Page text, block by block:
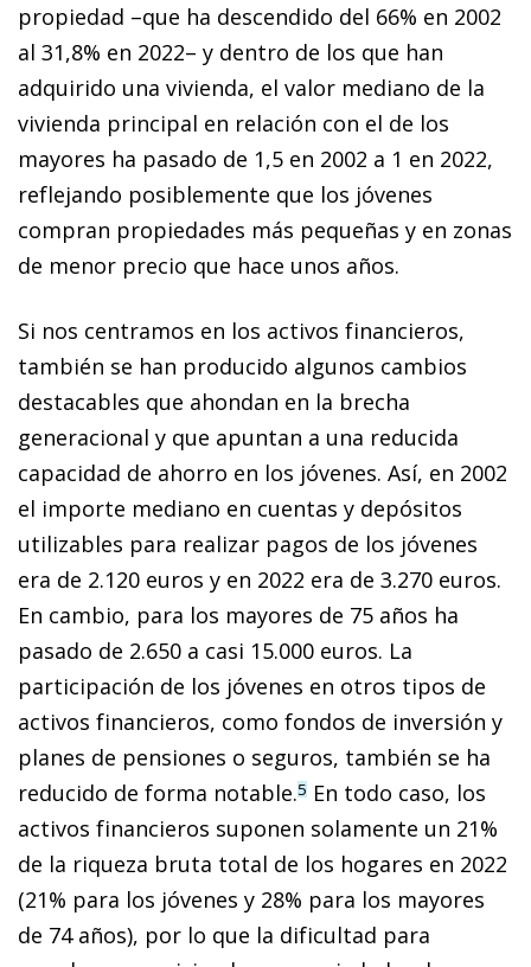
propiedad –que ha descendido del 66% en 2002
al 31,8% en 2022– y dentro de los que han
adquirido una vivienda, el valor mediano de la
vivienda principal en relación con el de los
mayores ha pasado de 1,5 en 2002 a 1 en 2022,
reflejando posiblemente que los jóvenes
compran propiedades más pequeñas y en zonas
de menor precio que hace unos años.
Si nos centramos en los activos financieros,
también se han producido algunos cambios
destacables que ahondan en la brecha
generacional y que apuntan a una reducida
capacidad de ahorro en los jóvenes. Así, en 2002
el importe mediano en cuentas y depósitos
utilizables para realizar pagos de los jóvenes
era de 2.120 euros y en 2022 era de 3.270 euros.
En cambio, para los mayores de 75 años ha
pasado de 2.650 a casi 15.000 euros. La
participación de los jóvenes en otros tipos de
activos financieros, como fondos de inversión y
planes de pensiones o seguros, también se ha
reducido de forma notable.5 En todo caso, los
activos financieros suponen solamente un 21%
de la riqueza bruta total de los hogares en 2022
(21% para los jóvenes y 28% para los mayores
de 74 años), por lo que la dificultad para